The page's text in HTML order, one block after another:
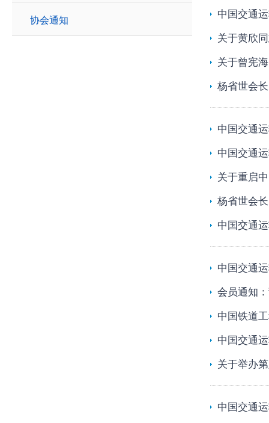
协会通知
中国交通
关于黄欣
关于曾宪
杨省世会
中国交通
中国交通
关于重启
杨省世会
中国交通
中国交通
会员通知
中国铁道
中国交通
关于举办
中国交通